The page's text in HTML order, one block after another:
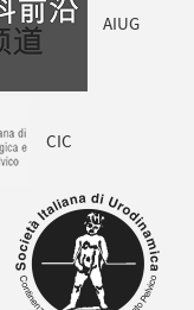
AIUG
CIC